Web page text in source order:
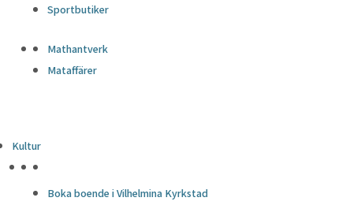
Sportbutiker
Mathantverk
Mataffärer
Kultur
Boka boende i Vilhelmina Kyrkstad